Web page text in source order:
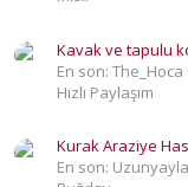
Kavak ve tapulu
En son: The_Hoca
Hızlı Paylaşım
Kurak Araziye
En son: